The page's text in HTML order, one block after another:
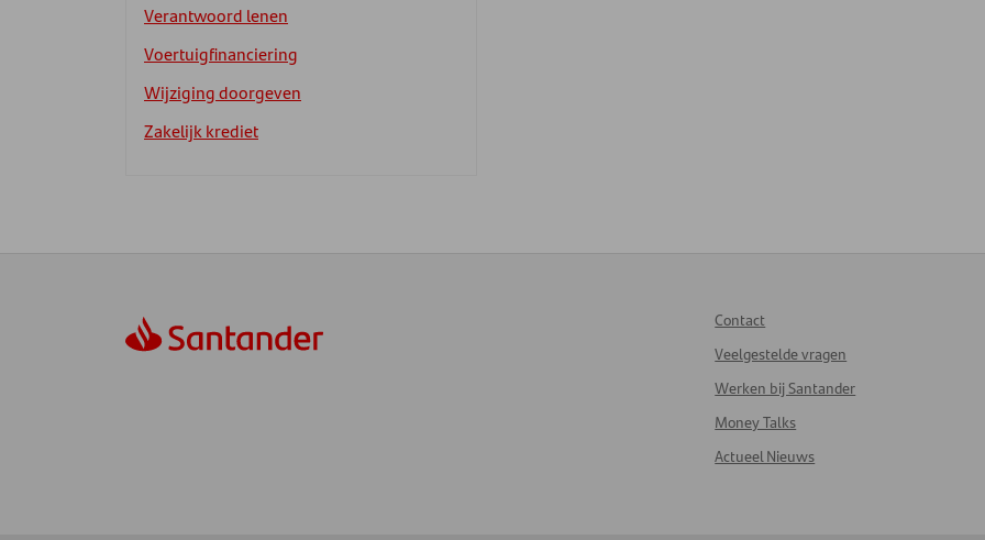
Verantwoord lenen
Voertuigfinanciering
Wijziging doorgeven
Zakelijk krediet
Contact
Veelgestelde vragen
Werken bij Santander
Money Talks
Actueel Nieuws